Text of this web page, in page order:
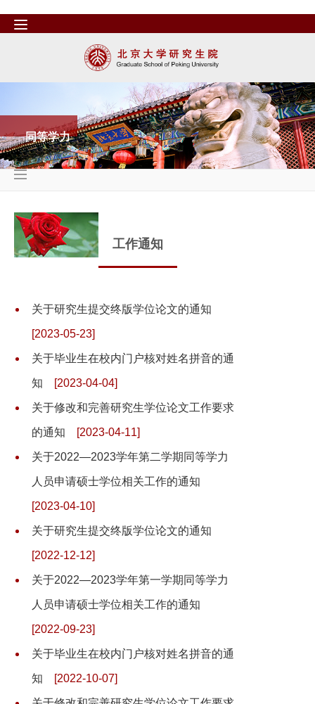
同等学力
工作通知
关于研究生提交终版学位论文的通知
[2023-05-23]
关于毕业生在校内门户核对姓名拼音的通
知 [2023-04-04]
关于修改和完善研究生学位论文工作要求
的通知 [2023-04-11]
关于2022—2023学年第二学期同等学力
人员申请硕士学位相关工作的通知
[2023-04-10]
关于研究生提交终版学位论文的通知
[2022-12-12]
关于2022—2023学年第一学期同等学力
人员申请硕士学位相关工作的通知
[2022-09-23]
关于毕业生在校内门户核对姓名拼音的通
知 [2022-10-07]